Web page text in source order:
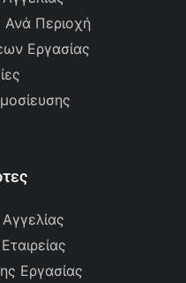
Ανά Περιοχή
Εργασίας
Εργασίας